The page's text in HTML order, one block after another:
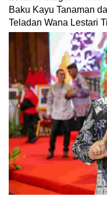
Baku Kayu Tanaman
Teladan Wana Lestari